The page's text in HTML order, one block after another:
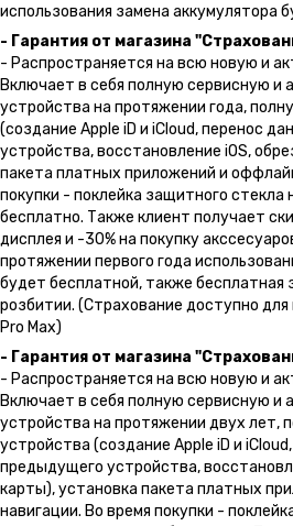
использования замена аккумулятора
- Гарантия от магазина
- Распространяется на всю новую и
Включает в себя полную сервисную и
устройства на протяжении года,
(создание Apple iD и iCloud, перенос
устройства, восстановление iOS,
пакета платных приложений и
покупки - поклейка защитного стекла
бесплатно. Также клиент получает
дисплея и -30% на покупку
протяжении первого года
будет бесплатной, также бесплатная
розбитии. (Страхование доступно для
Pro Max)
- Гарантия от магазина
- Распространяется на всю новую и
Включает в себя полную сервисную и
устройства на протяжении двух лет,
устройства (создание Apple iD и
предыдущего устройства,
карты), установка пакета платных
навигации. Во время покупки -